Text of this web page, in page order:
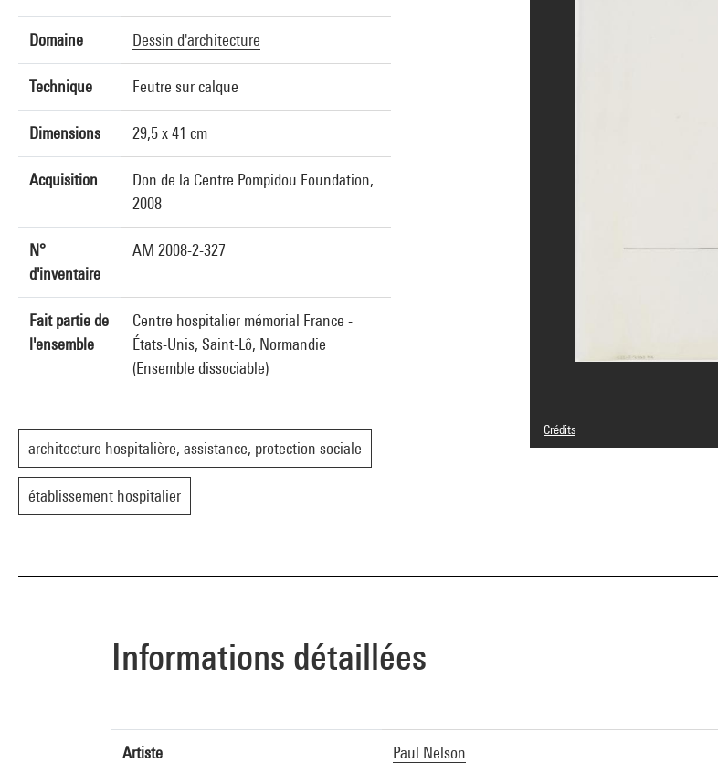
Domaine Dessin d'architecture
Technique Feutre sur calque
Dimensions 29,5 x 41 cm
Acquisition
Don de la Centre Pompidou Foundation,
2008
N°
d'inventaire
AM 2008-2-327
Fait partie de
l'ensemble
Centre hospitalier mémorial France -
États-Unis, Saint-Lô, Normandie
(Ensemble dissociable)
architecture hospitalière, assistance, protection sociale
établissement hospitalier
Crédits
© Paul Nelson
Informations détaillées
Artiste
Paul Nelson